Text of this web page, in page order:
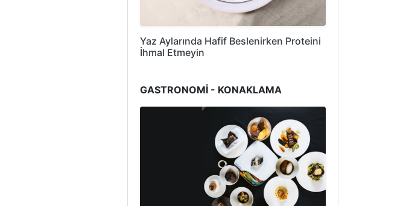
Yaz Aylarında Hafif Beslenirken Proteini
İhmal Etmeyin
GASTRONOMİ - KONAKLAMA